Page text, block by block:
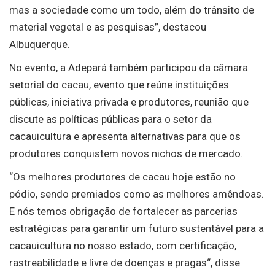
mas a sociedade como um todo, além do trânsito de
material vegetal e as pesquisas”, destacou
Albuquerque.
No evento, a Adepará também participou da câmara
setorial do cacau, evento que reúne instituições
públicas, iniciativa privada e produtores, reunião que
discute as políticas públicas para o setor da
cacauicultura e apresenta alternativas para que os
produtores conquistem novos nichos de mercado.
“Os melhores produtores de cacau hoje estão no
pódio, sendo premiados como as melhores amêndoas.
E nós temos obrigação de fortalecer as parcerias
estratégicas para garantir um futuro sustentável para a
cacauicultura no nosso estado, com certificação,
rastreabilidade e livre de doenças e pragas“, disse